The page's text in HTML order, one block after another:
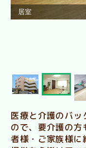
居室
医療と介護のバッ
ので、要介護の方
者様・ご家族様に